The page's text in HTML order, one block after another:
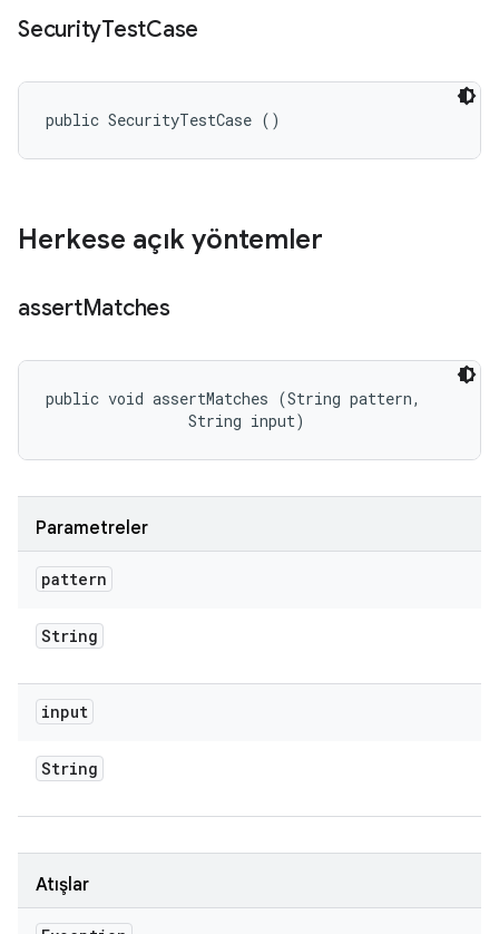
SecurityTestCase
public SecurityTestCase ()
Herkese açık yöntemler
assertMatches
public void assertMatches (String pattern,
                String input)
Parametreler
pattern
String
input
String
Atışlar